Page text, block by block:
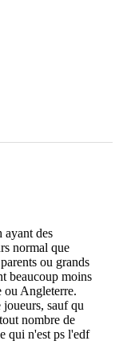
ayant des
normal que
ou grands
beaucoup moins
ou Angleterre.
sauf qu
nombre de
qui n'est ps l'edf